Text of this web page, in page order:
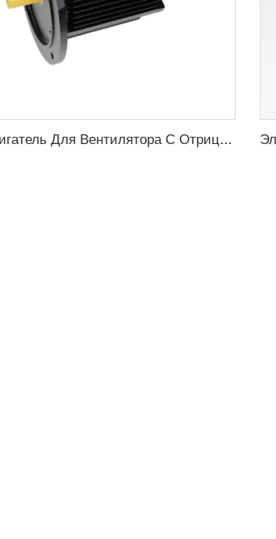
Электродвигатель Для Вентилятора С Отрицательным Давлением 1.1кВт-3кВт